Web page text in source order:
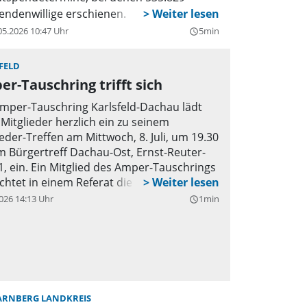
erschienen.
10:47 Uhr query_builder5min
Tauschring trifft sich
Tauschring Karlsfeld-Dachau lädt
herzlich ein zu seinem
Treffen am Mittwoch, 8. Juli, um 19.30
Bürgertreff Dachau-Ost, Ernst-Reuter-
ein. Ein Mitglied des Amper-Tauschrings
in einem Referat die Blutspende
aus Sicht des Blutspenders als auch des
14:13 Uhr query_builder1min
LANDKREIS